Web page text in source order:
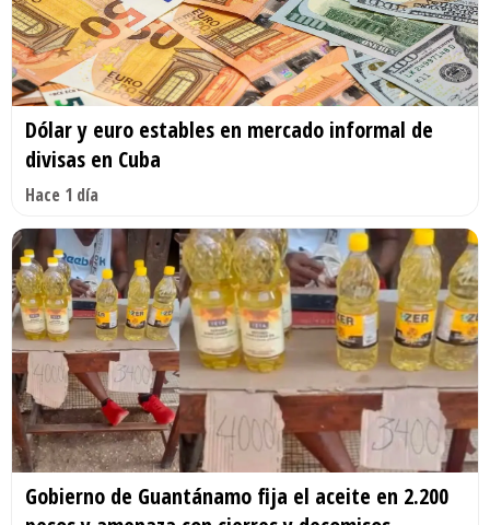
Dólar y euro estables en mercado informal de
divisas en Cuba
Hace 1 día
Gobierno de Guantánamo fija el aceite en 2.200